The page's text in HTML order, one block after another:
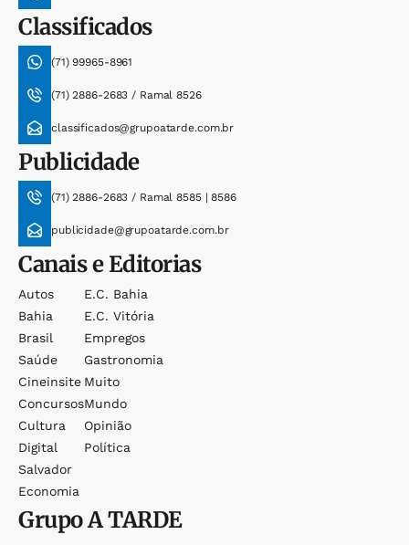
Classificados
(71) 99965-8961
(71) 2886-2683 / Ramal 8526
classificados@grupoatarde.com.br
Publicidade
(71) 2886-2683 / Ramal 8585 | 8586
publicidade@grupoatarde.com.br
Canais e Editorias
Autos
Bahia
Brasil
Saúde
Cineinsite
Concursos
Cultura
Digital
Salvador
Economia
E.c. Bahia
E.c. Vitória
Empregos
Gastronomia
Muito
Mundo
Opinião
Política
GrupoA TARDE